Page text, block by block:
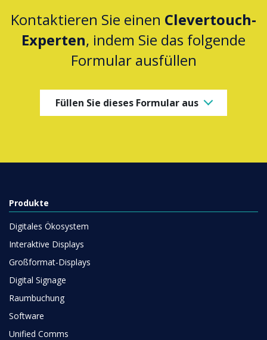
Kontaktieren Sie einen Clevertouch-
Experten, indem Sie das folgende
Formular ausfüllen
Füllen Sie dieses Formular aus
Produkte
Digitales Ökosystem
Interaktive Displays
Großformat-Displays
Digital Signage
Raumbuchung
Software
Unified Comms